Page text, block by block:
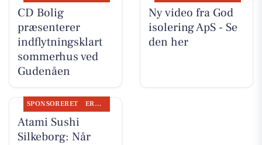
CD Bolig
præsenterer
indflytningsklart
sommerhus ved
Gudenåen
Ny video fra God
isolering ApS - Se
den her
SPONSORERET ERHVERV
Atami Sushi
Silkeborg: Når